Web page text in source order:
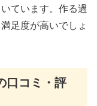
ています。作る過
足度が高いでしょ
口コミ・評